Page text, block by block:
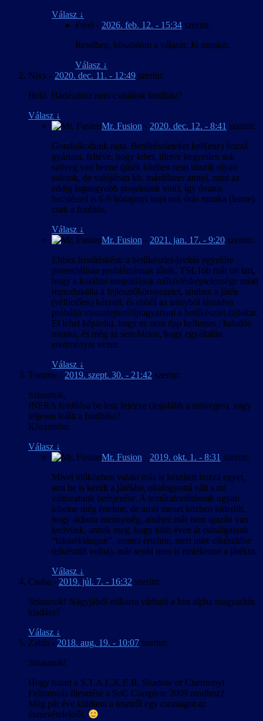
Válasz ↓
Freel - 2026. feb. 12. - 15:34 szerint:
Rendben, köszönöm a választ. Jó munkát.
Válasz ↓
Nixy - 2020. dec. 11. - 12:49 szerint:
Heló. Hádészhoz nem csináltok fordítást?
Válasz ↓
Mr. Fusion - 2020. dec. 12. - 8:41 szerint:
Gondolkodunk rajta. Betűkészleteket kell(ene) hozzá
gyártani, feltéve, hogy lehet, illetve kegyetlen sok
szöveg van benne (játék közben nem látszik olyan
soknak, de valójában kb. másfélszer annyi, mint az
eddig legnagyobb projektünk volt), így óvatos
becsléssel is 6-9 hónapnyi napi sok órás munka (lenne)
csak a fordítás.
Válasz ↓
Mr. Fusion - 2021. jan. 17. - 9:20 szerint:
Ehhez frissítésként: a betűkészlet-javítás egyelőre
potenciálisan problémásnak tűnik, TSL16b már ott tart,
hogy a korábbi megoldások működésképtelensége miatt
reprodukálta a fejlesztőkörnyezetet, amiben a játék
(vélhetően) készült, és ebből az irányból támadva
próbálja visszafejteni/újragyártani a betűkészlet-fájlokat.
El lehet képzelni, hogy ez nem épp kellemes / haladós
munka, és még az sem biztos, hogy egyáltalán
eredményre vezet.
Válasz ↓
Tommy - 2019. szept. 30. - 21:42 szerint:
Sziasztok,
INFRA fordítása be lesz fejezve (legalább a szöveges), vagy
teljesen leállt a fordítása?
Köszönöm
Válasz ↓
Mr. Fusion - 2019. okt. 1. - 8:31 szerint:
Mivel időközben valaki más is készített hozzá egyet,
ami be is került a játékba, okafogyottá vált a mi
változatunk befejezése. A textúrafordításnak ugyan
lehetne még értelme, de arról menet közben kiderült,
hogy akkora mennyiség, amihez már nem igazán van
kedvünk, annak meg, hogy több éven át csinálgassuk
“takaréklángon”, semmi értelme, mert mire elkészülne
(elkészült volna), már senki nem is emlékezne a játékra.
Válasz ↓
Csaba - 2019. júl. 7. - 16:32 szerint:
Sziasztok! Nagyjából mikorra várható a lost alpha magyarítás
kiadása?
Válasz ↓
Zabla - 2018. aug. 19. - 10:07 szerint:
Sziasztok!
Hogy halad a S.T.A.L.K.E.R. Shadow of Chernobyl
Feliratozás illesztése a SoC Complete 2009 modhoz?
Még pár éve küldtem a tesztről egy csomagot az
észrevételekről.